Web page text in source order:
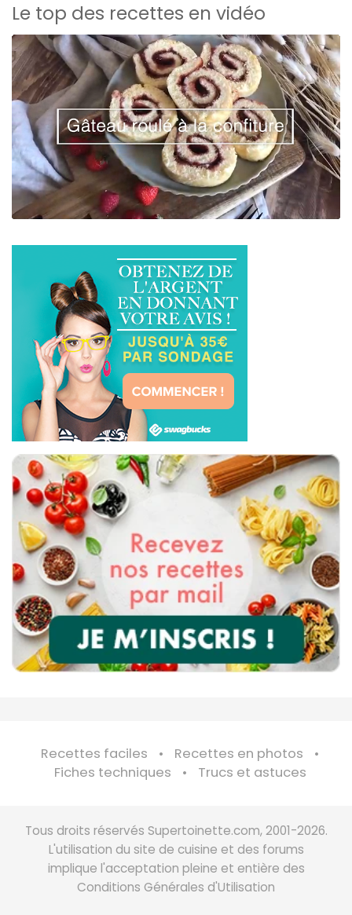
Le top des recettes en vidéo
Recettes faciles
Recettes en photos
Fiches techniques
Trucs et astuces
Tous droits réservés Supertoinette.com, 2001-2026.
L'utilisation du site de cuisine et des forums
implique l'acceptation pleine et entière des
Conditions Générales d'Utilisation